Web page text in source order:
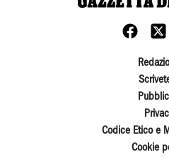
Codice Etico e
Cookie